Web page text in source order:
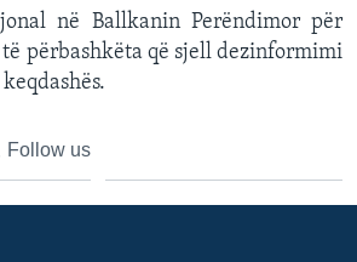
në Ballkanin Perëndimor për
përbashkëta që sjell dezinformimi
Follow us